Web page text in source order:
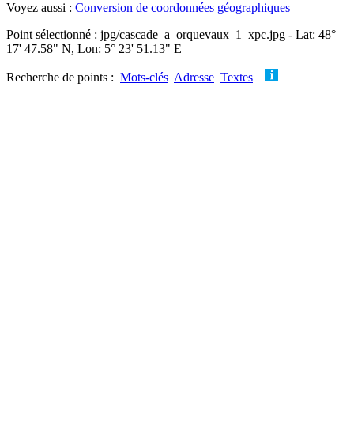
Voyez aussi : Conversion de coordonnées géographiques
Point sélectionné : jpg/cascade_a_orquevaux_1_xpc.jpg - Lat: 48°
17' 47.58" N, Lon: 5° 23' 51.13" E
Recherche de points : Mots-clés Adresse Textes